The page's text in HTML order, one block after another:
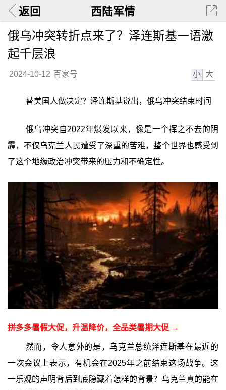
返回 西陆军情
俄乌冲突转折点来了？泽连斯基一语激
起千层浪
2024-10-12 百家号 小 大
替美国人做决定？泽连斯基说出，俄乌冲突结束时间
俄乌冲突自2022年爆发以来，像是一个挥之不去的阴
霾，不仅乌克兰人民遭受了深重的苦难，整个世界也感受到
了这个地缘政治冲突带来的压力和不确定性。
拼多多暑假大促，升温降价，全品类暑期大促 →
然而，令人意外的是，乌克兰总统泽连斯基在最近的
一次会议上表示，有机会在2025年之前结束这场战争。这
一乐观的声明背后到底隐藏着怎样的背景？乌克兰真的能在